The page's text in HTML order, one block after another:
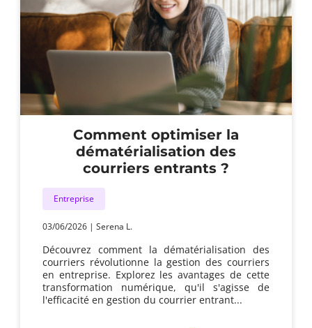
Comment optimiser la
dématérialisation des
courriers entrants ?
Entreprise
03/06/2026 | Serena L.
Découvrez comment la dématérialisation des
courriers révolutionne la gestion des courriers
en entreprise. Explorez les avantages de cette
transformation numérique, qu'il s'agisse de
l'efficacité en gestion du courrier entrant...